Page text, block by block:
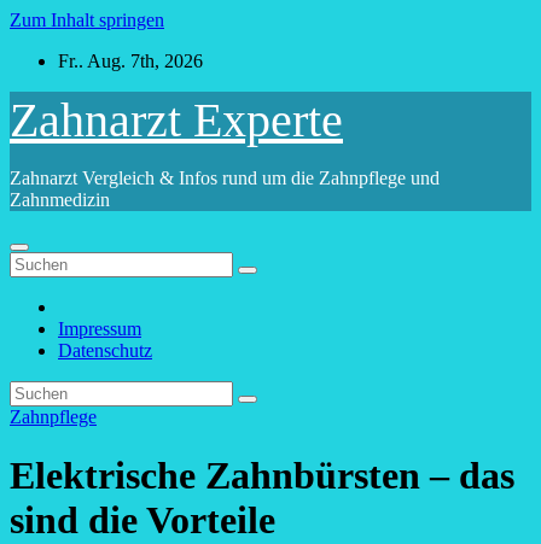
Zum Inhalt springen
Fr.. Aug. 7th, 2026
Zahnarzt Experte
Zahnarzt Vergleich & Infos rund um die Zahnpflege und
Zahnmedizin
Impressum
Datenschutz
Zahnpflege
Elektrische Zahnbürsten – das
sind die Vorteile